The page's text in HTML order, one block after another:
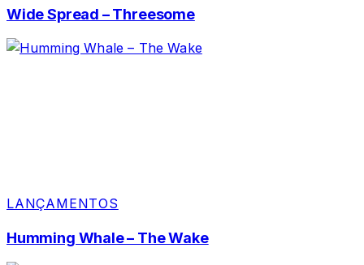
Wide Spread – Threesome
LANÇAMENTOS
Humming Whale – The Wake